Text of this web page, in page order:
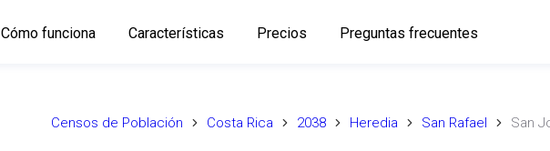
Cómo funciona Características Precios Preguntas frecuentes
Censos de Población Costa Rica 2038 Heredia San Rafael San